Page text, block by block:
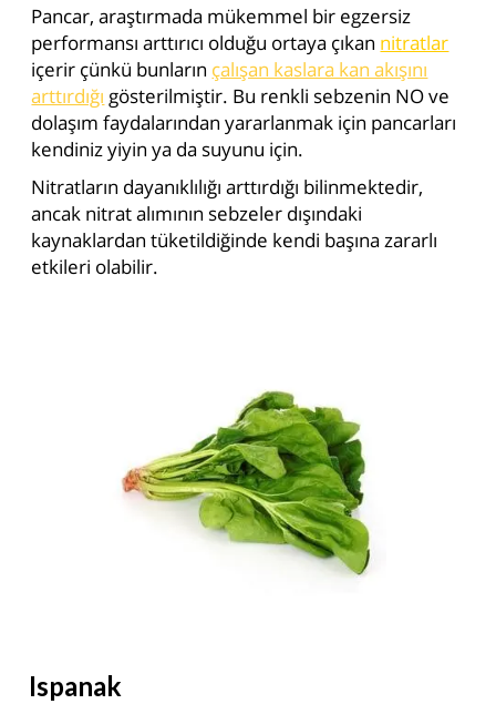
Pancar, araştırmada mükemmel bir egzersiz
performansı arttırıcı olduğu ortaya çıkan nitratlar
içerir çünkü bunların çalışan kaslara kan akışını
arttırdığı gösterilmiştir. Bu renkli sebzenin NO ve
dolaşım faydalarından yararlanmak için pancarları
kendiniz yiyin ya da suyunu için.
Nitratların dayanıklılığı arttırdığı bilinmektedir,
ancak nitrat alımının sebzeler dışındaki
kaynaklardan tüketildiğinde kendi başına zararlı
etkileri olabilir.
Ispanak